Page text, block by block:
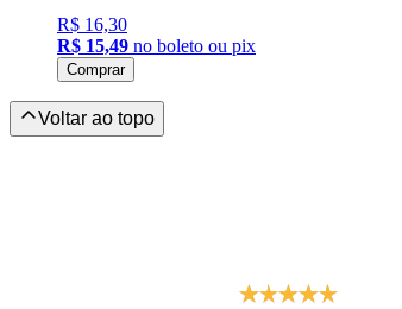
R$ 16,30
R$ 15,49 no boleto ou pix
Comprar